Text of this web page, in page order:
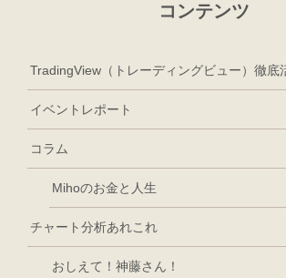
コンテンツ
TradingView（トレーディングビュー）徹底
イベントレポート
コラム
Mihoのお金と人生
チャート分析あれこれ
おしえて！神藤さん！